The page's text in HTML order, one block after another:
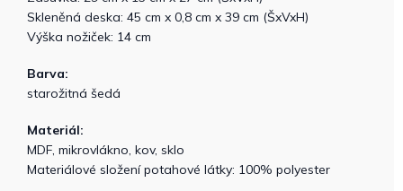
Skleněná deska: 45 cm x 0,8 cm x 39 cm (ŠxVxH)
Výška nožiček: 14 cm
Barva:
starožitná šedá
Materiál:
MDF, mikrovlákno, kov, sklo
Materiálové složení potahové látky: 100% polyester